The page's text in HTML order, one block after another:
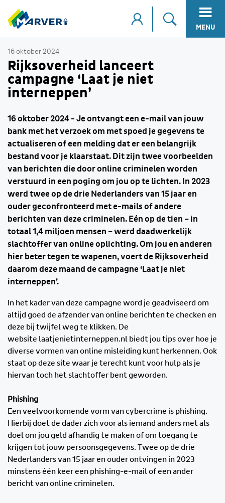
MENU
16 oktober 2024
Rijksoverheid lanceert
campagne ‘Laat je niet
interneppen’
16 oktober 2024 - Je ontvangt een e-mail van jouw
bank met het verzoek om met spoed je gegevens te
actualiseren of een melding dat er een belangrijk
bestand voor je klaarstaat. Dit zijn twee voorbeelden
van berichten die door online criminelen worden
verstuurd in een poging om jou op te lichten. In 2023
werd twee op de drie Nederlanders van 15 jaar en
ouder geconfronteerd met e-mails of andere
berichten van deze criminelen. Eén op de tien – in
totaal 1,4 miljoen mensen – werd daadwerkelijk
slachtoffer van online oplichting. Om jou en anderen
hier beter tegen te wapenen, voert de Rijksoverheid
daarom deze maand de campagne ‘Laat je niet
interneppen’.
In het kader van deze campagne word je geadviseerd om
altijd goed de afzender van online berichten te checken en
deze bij twijfel weg te klikken. De
website laatjenietinterneppen.nl biedt jou tips over hoe je
diverse vormen van online misleiding kunt herkennen. Ook
staat op deze site waar je terecht kunt voor hulp als je
hiervan toch het slachtoffer bent geworden.
Phishing
Een veelvoorkomende vorm van cybercrime is phishing.
Hierbij doet de dader zich voor als iemand anders met als
doel om jou geld afhandig te maken of om toegang te
krijgen tot jouw persoonsgegevens. Twee op de drie
Nederlanders van 15 jaar en ouder ontvingen in 2023
minstens één keer een phishing-e-mail of een ander
bericht van online criminelen.